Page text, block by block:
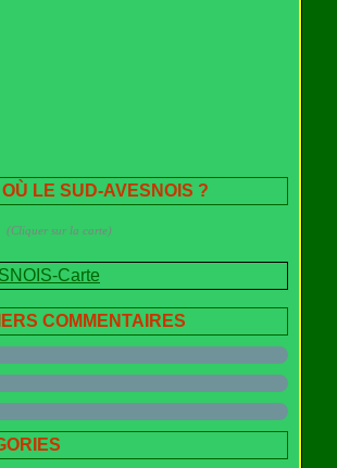
LE SUD-AVESNOIS ?
sur la carte)
COMMENTAIRES